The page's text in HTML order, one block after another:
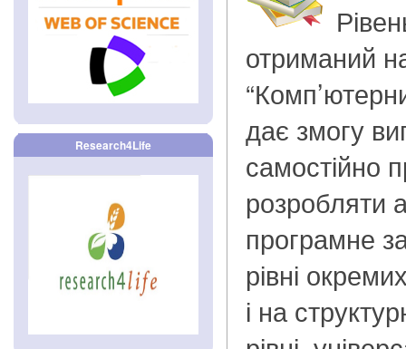
Research4Life
отриманий
дає змогу
самостійно
розробляти
програмне
рівні
і на